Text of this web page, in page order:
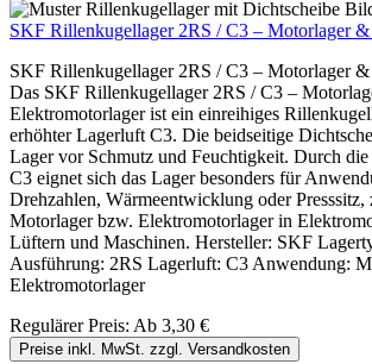
SKF Rillenkugellager 2RS / C3 – Motorlager
SKF Rillenkugellager 2RS / C3 – Motorlager
Das SKF Rillenkugellager 2RS / C3 –
Elektromotorlager ist ein einreihiges
erhöhter Lagerluft C3. Die beidseitige
Lager vor Schmutz und Feuchtigkeit. Durch
C3 eignet sich das Lager besonders für
Drehzahlen, Wärmeentwicklung oder Presssitz,
Motorlager bzw. Elektromotorlager in
Lüftern und Maschinen. Hersteller: SKF
Ausführung: 2RS Lagerluft: C3 Anwendung:
Elektromotorlager
Regulärer Preis: Ab 3,30 €
Preise inkl. MwSt. zzgl. Versandkosten